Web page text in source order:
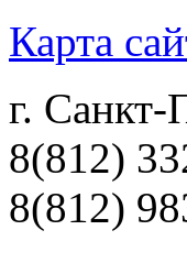
Карта
г. Санкт-
8(812)
8(812)